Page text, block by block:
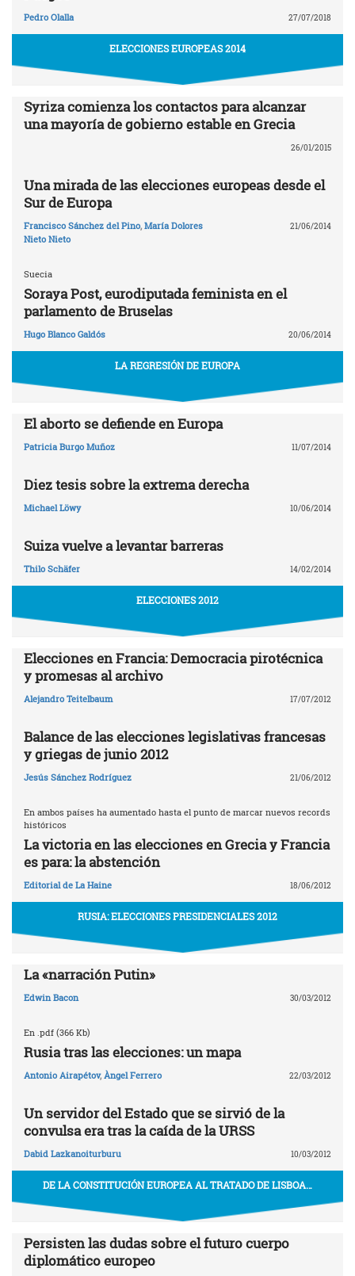
Pedro Olalla 27/07/2018
ELECCIONES EUROPEAS 2014
Syriza comienza los contactos para alcanzar
una mayoría de gobierno estable en Grecia
26/01/2015
Una mirada de las elecciones europeas desde el
Sur de Europa
Francisco Sánchez del Pino, María Dolores
Nieto Nieto
21/06/2014
Suecia
Soraya Post, eurodiputada feminista en el
parlamento de Bruselas
Hugo Blanco Galdós 20/06/2014
LA REGRESIÓN DE EUROPA
El aborto se defiende en Europa
Patricia Burgo Muñoz 11/07/2014
Diez tesis sobre la extrema derecha
Michael Löwy 10/06/2014
Suiza vuelve a levantar barreras
Thilo Schäfer 14/02/2014
ELECCIONES 2012
Elecciones en Francia: Democracia pirotécnica
y promesas al archivo
Alejandro Teitelbaum 17/07/2012
Balance de las elecciones legislativas francesas
y griegas de junio 2012
Jesús Sánchez Rodríguez 21/06/2012
En ambos países ha aumentado hasta el punto de marcar nuevos records
históricos
La victoria en las elecciones en Grecia y Francia
es para: la abstención
Editorial de La Haine 18/06/2012
RUSIA: ELECCIONES PRESIDENCIALES 2012
La «narración Putin»
Edwin Bacon 30/03/2012
En .pdf (366 Kb)
Rusia tras las elecciones: un mapa
Antonio Airapétov, Àngel Ferrero 22/03/2012
Un servidor del Estado que se sirvió de la
convulsa era tras la caída de la URSS
Dabid Lazkanoiturburu 10/03/2012
DE LA CONSTITUCIÓN EUROPEA AL TRATADO DE LISBOA…
Persisten las dudas sobre el futuro cuerpo
diplomático europeo